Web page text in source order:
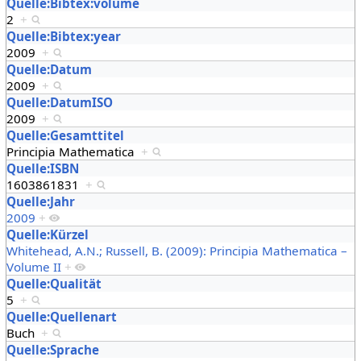
2 +
Quelle:Bibtex:year
2009 +
Quelle:Datum
2009 +
Quelle:DatumISO
2009 +
Quelle:Gesamttitel
Principia Mathematica +
Quelle:ISBN
1603861831 +
Quelle:Jahr
2009 +
Quelle:Kürzel
Whitehead, A.N.; Russell, B. (2009): Principia Mathematica –
Volume II +
Quelle:Qualität
5 +
Quelle:Quellenart
Buch +
Quelle:Sprache